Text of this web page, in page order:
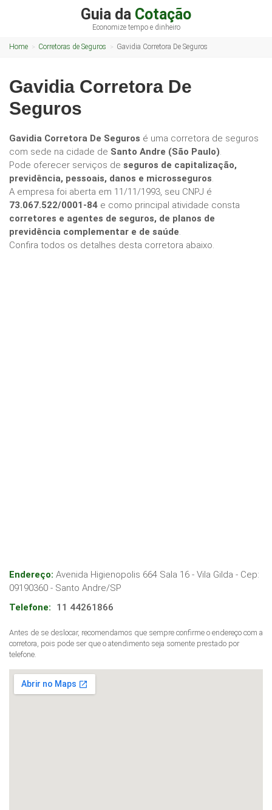
Guia da Cotação
Economize tempo e dinheiro
Home Corretoras de Seguros Gavidia Corretora De Seguros
Gavidia Corretora De
Seguros
Gavidia Corretora De Seguros é uma corretora de seguros
com sede na cidade de Santo Andre (São Paulo).
Pode oferecer serviços de seguros de capitalização,
previdência, pessoais, danos e microsseguros.
A empresa foi aberta em 11/11/1993, seu CNPJ é
73.067.522/0001-84 e como principal atividade consta
corretores e agentes de seguros, de planos de
previdência complementar e de saúde.
Confira todos os detalhes desta corretora abaixo.
Endereço: Avenida Higienopolis 664 Sala 16 - Vila Gilda - Cep:
09190360 - Santo Andre/SP
Telefone:
11 44261866
Antes de se deslocar, recomendamos que sempre confirme o endereço com a
corretora, pois pode ser que o atendimento seja somente prestado por
telefone.